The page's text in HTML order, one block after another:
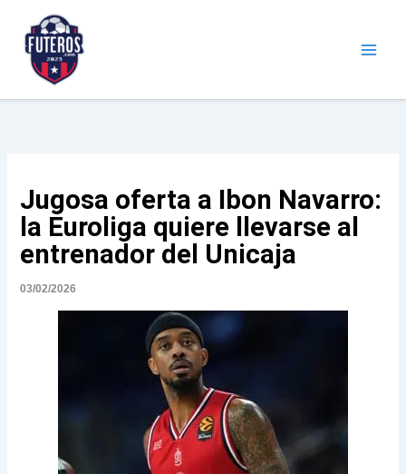
contenido
Jugosa oferta a Ibon Navarro:
la Euroliga quiere llevarse al
entrenador del Unicaja
03/02/2026